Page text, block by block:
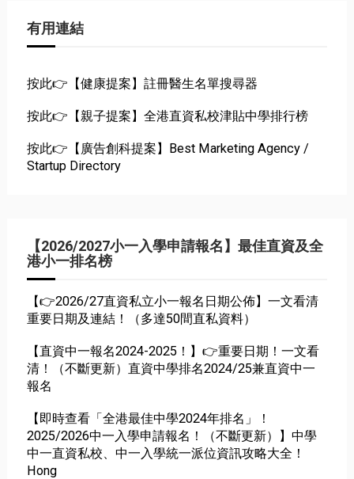
有用連結
按此👉【健康提案】註冊醫生名單搜尋器
按此👉【親子提案】全港直資私校津貼中學排行榜
按此👉【廣告創科提案】Best Marketing Agency /
Startup Directory
【2026/2027小一入學申請報名】最佳直資及全
港小一排名榜
【👉2026/27直資私立小一報名日期公佈】一文看清
重要日期及連結！（多達50間直私資料）
【直資中一報名2024-2025！】👉重要日期！一文看
清！（不斷更新）直資中學排名2024/25兼直資中一
報名
【即時查看「全港最佳中學2024年排名」！
2025/2026中一入學申請報名！（不斷更新）】中學
中一直資私校、中一入學統一派位資訊攻略大全！
Hong